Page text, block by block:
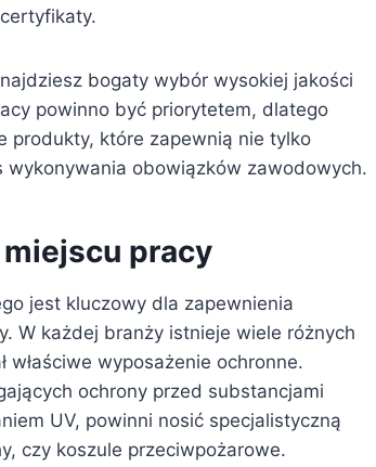
bogaty wybór wysokiej jakości
powinno być priorytetem, dlatego
produkty, które zapewnią nie tylko
obowiązków zawodowych.
pracy
jest kluczowy dla zapewnienia
W każdej branży istnieje wiele różnych
wyposażenie ochronne.
ochrony przed substancjami
UV, powinni nosić specjalistyczną
czy koszule przeciwpożarowe.